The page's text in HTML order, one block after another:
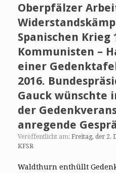
Oberpfälzer
Spanischen Krieg
Kommunisten –
einer
2016.
Gauck wünschte
der
anregende
Veröffentlicht am: Freitag, der 2.
KFSR
Waldthurn enthüllt